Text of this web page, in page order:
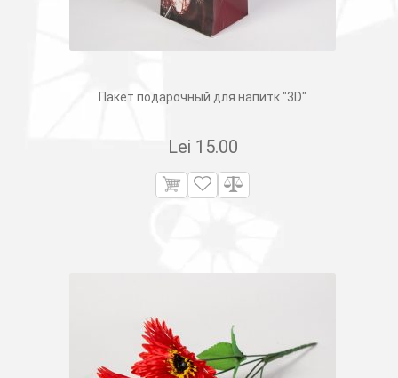
Пакет подарочный для напитк "3D"
Lei 15.00